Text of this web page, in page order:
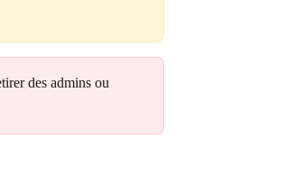
des admins ou